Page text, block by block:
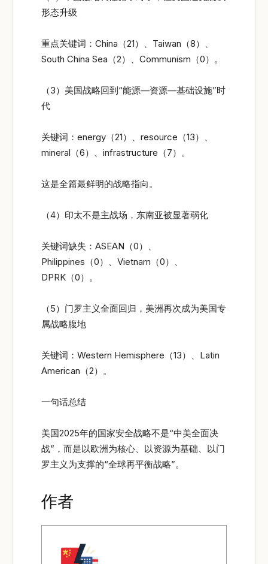
形态升级
重点关键词：China（21）、Taiwan（8）、
South China Sea（2）、Communism（0）。
（3）美国战略回到“能源—资源—基础设施”时
代
关键词：energy（21）、resource（13）、
mineral（6）、infrastructure（7）。
这是全篇最鲜明的战略指向。
（4）印太不是主战场，东南亚被显著弱化
关键词缺失：ASEAN（0）、
Philippines（0）、Vietnam（0）、
DPRK（0）。
（5）门罗主义全面回归，美洲再次成为美国专
属战略腹地
关键词：Western Hemisphere（13）、Latin
American（2）。
一句话总结
美国2025年的国家安全战略不是“中美全面决
战”，而是以欧洲为核心、以资源为基础、以门
罗主义为支撑的“全球再平衡战略”。
作者